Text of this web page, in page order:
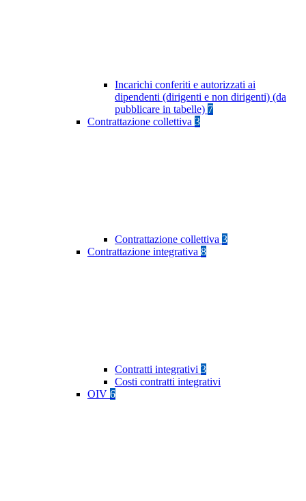
Incarichi conferiti e autorizzati ai
dipendenti (dirigenti e non dirigenti) (da
pubblicare in tabelle) 7
Contrattazione collettiva 3
Contrattazione collettiva 3
Contrattazione integrativa 8
Contratti integrativi 3
Costi contratti integrativi
OIV 6